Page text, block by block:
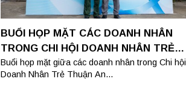
BUỔI HỌP MẶT CÁC DOANH NHÂN
TRONG CHI HỘI DOANH NHÂN TRẺ
THUẬN AN
Buổi họp mặt giữa các doanh nhân trong Chi hội
Doanh Nhân Trẻ Thuận An...